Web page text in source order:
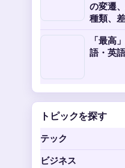
の変遷
種類、
「最高
語・英
トピックを探す
テック
ビジネス